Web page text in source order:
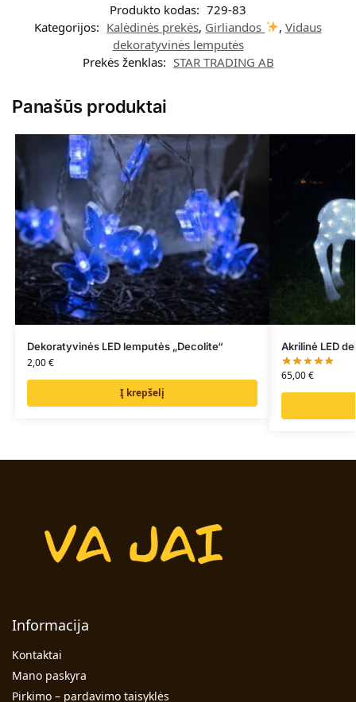
Produkto kodas: 729-83
Kategorijos: Kalėdinės prekės, Girliandos , Vidaus
dekoratyvinės lemputės
Prekės ženklas: STAR TRADING AB
Panašūs produktai
Dekoratyvinės LED lemputės „Decolite“
2,00€
Į krepšelį
Akrilinė LED
65,00€
Informacija
Kontaktai
Mano paskyra
Pirkimo – pardavimo taisyklės